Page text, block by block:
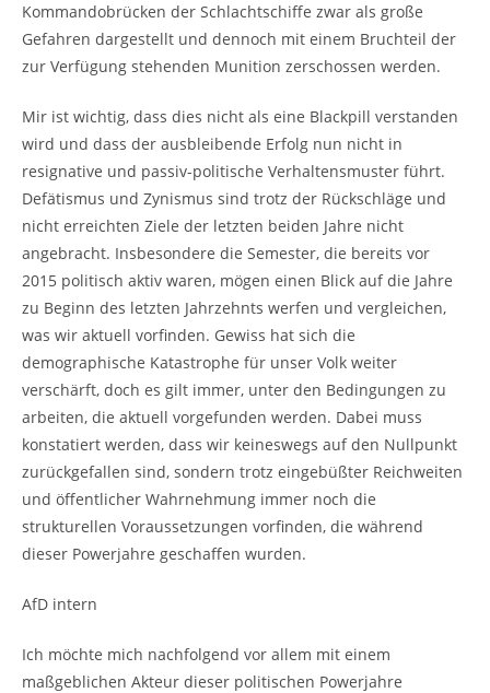
Kommandobrücken der Schlachtschiffe zwar als große
Gefahren dargestellt und dennoch mit einem Bruchteil der
zur Verfügung stehenden Munition zerschossen werden.
Mir ist wichtig, dass dies nicht als eine Blackpill verstanden
wird und dass der ausbleibende Erfolg nun nicht in
resignative und passiv-politische Verhaltensmuster führt.
Defätismus und Zynismus sind trotz der Rückschläge und
nicht erreichten Ziele der letzten beiden Jahre nicht
angebracht. Insbesondere die Semester, die bereits vor
2015 politisch aktiv waren, mögen einen Blick auf die Jahre
zu Beginn des letzten Jahrzehnts werfen und vergleichen,
was wir aktuell vorfinden. Gewiss hat sich die
demographische Katastrophe für unser Volk weiter
verschärft, doch es gilt immer, unter den Bedingungen zu
arbeiten, die aktuell vorgefunden werden. Dabei muss
konstatiert werden, dass wir keineswegs auf den Nullpunkt
zurückgefallen sind, sondern trotz eingebüßter Reichweiten
und öffentlicher Wahrnehmung immer noch die
strukturellen Voraussetzungen vorfinden, die während
dieser Powerjahre geschaffen wurden.
AfD intern
Ich möchte mich nachfolgend vor allem mit einem
maßgeblichen Akteur dieser politischen Powerjahre